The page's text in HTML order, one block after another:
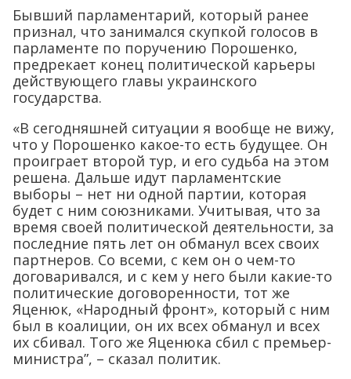
Бывший парламентарий, который ранее
признал, что занимался скупкой голосов в
парламенте по поручению Порошенко,
предрекает конец политической карьеры
действующего главы украинского
государства.
«В сегодняшней ситуации я вообще не вижу,
что у Порошенко какое-то есть будущее. Он
проиграет второй тур, и его судьба на этом
решена. Дальше идут парламентские
выборы – нет ни одной партии, которая
будет с ним союзниками. Учитывая, что за
время своей политической деятельности, за
последние пять лет он обманул всех своих
партнеров. Со всеми, с кем он о чем-то
договаривался, и с кем у него были какие-то
политические договоренности, тот же
Яценюк, «Народный фронт», который с ним
был в коалиции, он их всех обманул и всех
их сбивал. Того же Яценюка сбил с премьер-
министра”, – сказал политик.